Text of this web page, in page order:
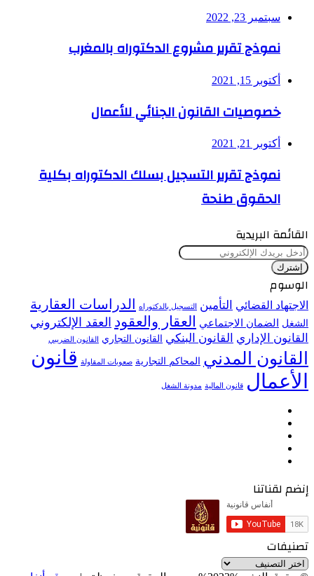
سبتمبر 23, 2022
نموذج تقرير مشروع الدكتوراه بالمغرب
أكتوبر 15, 2021
خصوصيات القانون الجنائي للأعمال
أكتوبر 21, 2021
نموذج تقرير التسجيل بسلك الدكتوراه بكلية
الحقوق طنحة
القائمة البريدية
أدخل
بريدك
الإلكتروني
الوسوم
الاجتهاد القضائي التأمين التسجيل بالدكتوراه الدراسات العقارية
الشغل الضمان الاجتماعي العقار والعقود العقد الإلكتروني
القانون الإداري القانون البنكي القانون التجاري القانون الضريبي
القانون المدني المحاكم التجارية صعوبات المقاولة قانون
الأعمال قانون المالية مدونة الشغل
إنضم لقناتنا
تصنيفات
تصنيفات